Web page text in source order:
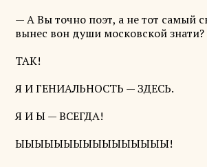
— А Вы точно поэт, а не тот самый
вынес вон души московской знати?
ТАК!
Я И ГЕНИАЛЬНОСТЬ — ЗДЕСЬ.
Я И Ы — ВСЕГДА!
ЫЫЫЫЫЫЫЫЫЫЫЫЫЫЫЫ!